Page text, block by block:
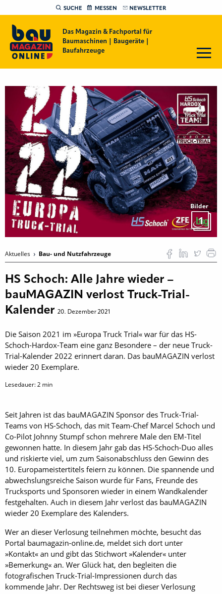
SUCHE MESSEN NEWSLETTER
Das Magazin & Fachportal für
Baumaschinen | Baugeräte |
Baufahrzeuge
Bilder
1
Aktuelles Bau- und Nutzfahrzeuge
HS Schoch: Alle Jahre wieder –
bauMAGAZIN verlost Truck-Trial-
Kalender 20. Dezember 2021
Die Saison 2021 im »Europa Truck Trial« war für das HS-
Schoch-Hardox-Team eine ganz Besondere – der neue Truck-
Trial-Kalender 2022 erinnert daran. Das bauMAGAZIN verlost
wieder 20 Exemplare.
Lesedauer:2 min
Seit Jahren ist das bauMAGAZIN Sponsor des Truck-Trial-
Teams von HS-Schoch, das mit Team-Chef Marcel Schoch und
Co-Pilot Johnny Stumpf schon mehrere Male den EM-Titel
gewonnen hatte. In diesem Jahr gab das HS-Schoch-Duo alles
und riskierte viel, um zum Saisonabschluss den Gewinn des
10. Europameistertitels feiern zu können. Die spannende und
abwechslungsreiche Saison wurde für Fans, Freunde des
Trucksports und Sponsoren wieder in einem Wandkalender
festgehalten. Auch in diesem Jahr verlost das bauMAGAZIN
wieder 20 Exemplare des Kalenders.
Wer an dieser Verlosung teilnehmen möchte, besucht das
Portal baumagazin-online.de, meldet sich dort unter
»Kontakt« an und gibt das Stichwort »Kalender« unter
»Bemerkung« an. Wer Glück hat, den begleiten die
fotografischen Truck-Trial-Impressionen durch das
kommende Jahr. Der Rechtsweg ist bei dieser Verlosung